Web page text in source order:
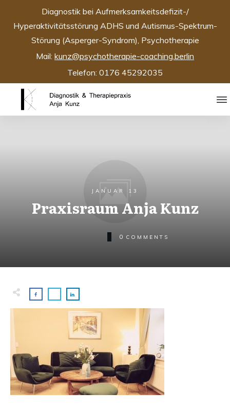
Diagnostik bei Aufmerksamkeitsdefizit-/
Hyperaktivitätsstörung ADHS und Autismus-Spektrum-
Störung (Asperger-Syndrom), Psychotherapie
Mail: kunz@psychotherapie-coaching.berlin
Telefon: 0176 45292035
JANUAR 13
Praxisraum Anja Kunz
0 COMMENTS